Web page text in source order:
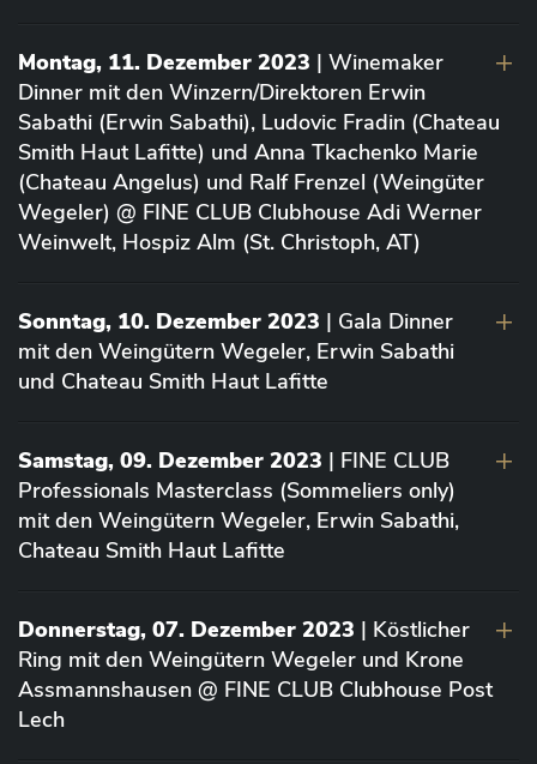
Montag, 11. Dezember 2023 | Winemaker
Dinner mit den Winzern/Direktoren Erwin
Sabathi (Erwin Sabathi), Ludovic Fradin (Chateau
Smith Haut Lafitte) und Anna Tkachenko Marie
(Chateau Angelus) und Ralf Frenzel (Weingüter
Wegeler) @ FINE CLUB Clubhouse Adi Werner
Weinwelt, Hospiz Alm (St. Christoph, AT)
Sonntag, 10. Dezember 2023 | Gala Dinner
mit den Weingütern Wegeler, Erwin Sabathi
und Chateau Smith Haut Lafitte
Samstag, 09. Dezember 2023 | FINE CLUB
Professionals Masterclass (Sommeliers only)
mit den Weingütern Wegeler, Erwin Sabathi,
Chateau Smith Haut Lafitte
Donnerstag, 07. Dezember 2023 | Köstlicher
Ring mit den Weingütern Wegeler und Krone
Assmannshausen @ FINE CLUB Clubhouse Post
Lech